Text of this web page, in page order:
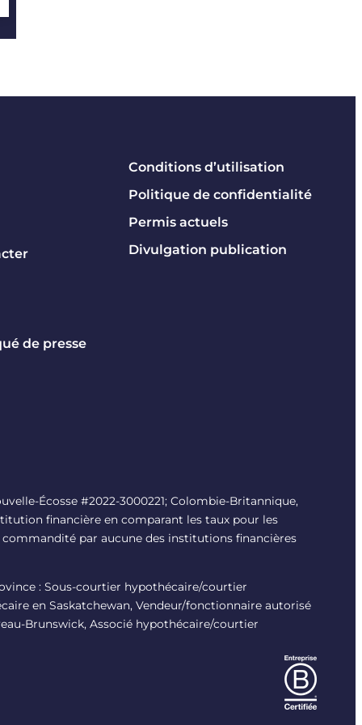
de presse
Conditions d’utilisation
Politique de confidentialité
Permis actuels
Divulgation publication
Écosse #2022-3000221; Colombie-Britannique,
financière en comparant les taux pour les
commandité par aucune des institutions financières
: Sous-courtier hypothécaire/courtier
en Saskatchewan, Vendeur/fonctionnaire autorisé
Brunswick, Associé hypothécaire/courtier